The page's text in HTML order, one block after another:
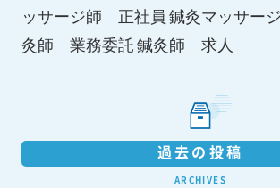
ッサージ師 正社員 鍼灸マッサー
灸師 業務委託鍼灸師 求人
過去の投稿
ARCHIVES